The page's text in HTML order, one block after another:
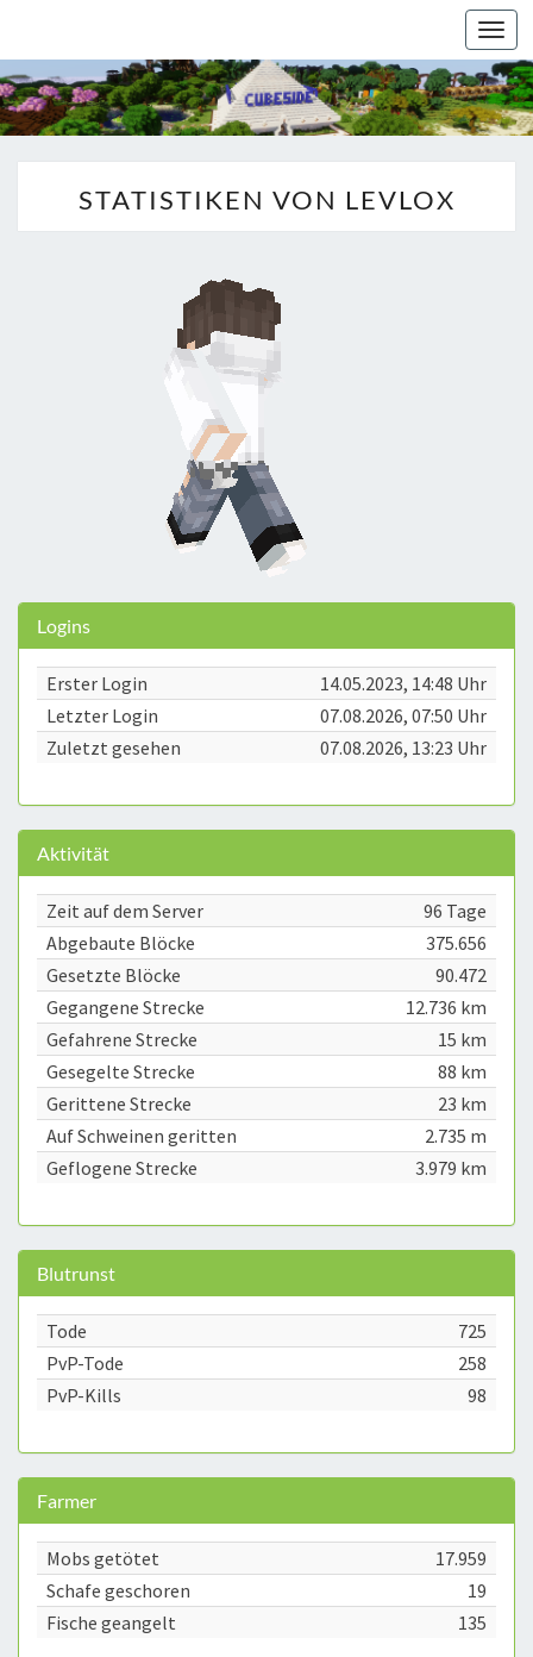
STATISTIKEN VON LEVLOX
Logins
Erster Login
14.05.2023, 14:48 Uhr
Letzter Login
07.08.2026, 07:50 Uhr
Zuletzt gesehen
07.08.2026, 13:23 Uhr
Aktivität
Zeit auf dem Server
96 Tage
Abgebaute Blöcke
375.656
Gesetzte Blöcke
90.472
Gegangene Strecke
12.736 km
Gefahrene Strecke
15 km
Gesegelte Strecke
88 km
Gerittene Strecke
23 km
Auf Schweinen geritten
2.735 m
Geflogene Strecke
3.979 km
Blutrunst
Tode
725
PvP-Tode
258
PvP-Kills
98
Farmer
Mobs getötet
17.959
Schafe geschoren
19
Fische geangelt
135